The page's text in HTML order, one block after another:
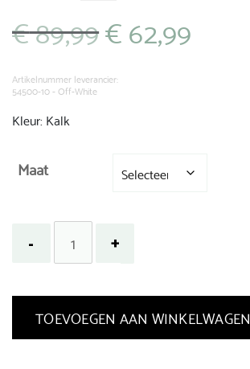
€89,99 Oorspronkelijke
prijs
€ 89,99.
€62,99
Artikelnummer leverancier:
54500-10 - Off-White
Kleur: Kalk
Maat
TOEVOEGEN AAN WINKELWAGEN